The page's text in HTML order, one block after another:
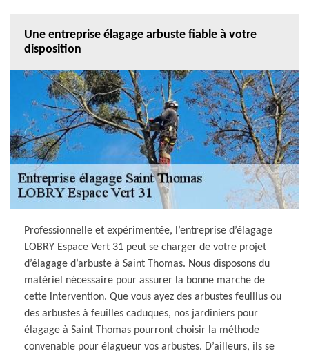
Une entreprise élagage arbuste fiable à votre
disposition
Professionnelle et expérimentée, l’entreprise d’élagage
LOBRY Espace Vert 31 peut se charger de votre projet
d’élagage d’arbuste à Saint Thomas. Nous disposons du
matériel nécessaire pour assurer la bonne marche de
cette intervention. Que vous ayez des arbustes feuillus ou
des arbustes à feuilles caduques, nos jardiniers pour
élagage à Saint Thomas pourront choisir la méthode
convenable pour élagueur vos arbustes. D’ailleurs, ils se